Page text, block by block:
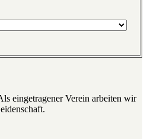
eingetragener Verein arbeiten wir